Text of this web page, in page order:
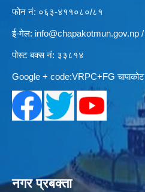
फोन नं: ०६३-४११०८०/८१
ई-मेल: info@chapakotmun.gov.np /
पोस्ट बक्स नं: ३३८१४
Google + code:VRPC+FG चापाकोट
नगर प्रबक्ता